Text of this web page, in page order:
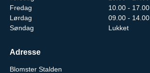
Fredag
10.00 - 17.00
Lørdag
09.00 - 14.00
Søndag
Lukket
Adresse
Blomster Stalden